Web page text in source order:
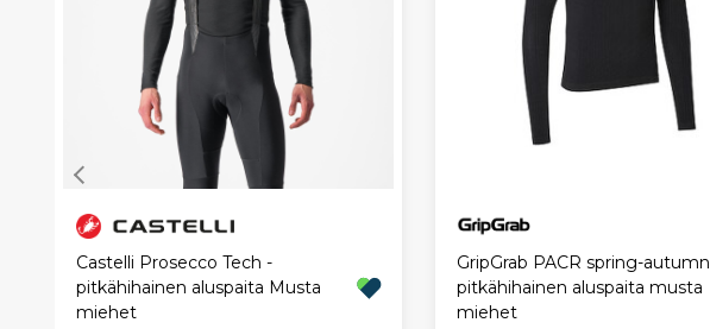
Castelli Prosecco Tech -
pitkähihainen aluspaita Musta
miehet
GripGrab PACR spring-autumn
pitkähihainen aluspaita musta
miehet